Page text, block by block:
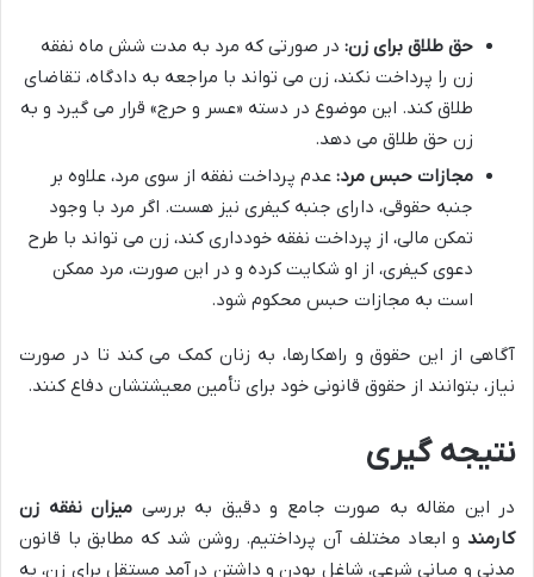
حق طلاق برای زن: در صورتی که مرد به مدت شش ماه نفقه
زن را پرداخت نکند، زن می تواند با مراجعه به دادگاه، تقاضای
طلاق کند. این موضوع در دسته «عسر و حرج» قرار می گیرد و به
زن حق طلاق می دهد.
مجازات حبس مرد: عدم پرداخت نفقه از سوی مرد، علاوه بر
جنبه حقوقی، دارای جنبه کیفری نیز هست. اگر مرد با وجود
تمکن مالی، از پرداخت نفقه خودداری کند، زن می تواند با طرح
دعوی کیفری، از او شکایت کرده و در این صورت، مرد ممکن
است به مجازات حبس محکوم شود.
آگاهی از این حقوق و راهکارها، به زنان کمک می کند تا در صورت
نیاز، بتوانند از حقوق قانونی خود برای تأمین معیشتشان دفاع کنند.
نتیجه گیری
در این مقاله به صورت جامع و دقیق به بررسی میزان نفقه زن
کارمند و ابعاد مختلف آن پرداختیم. روشن شد که مطابق با قانون
مدنی و مبانی شرعی، شاغل بودن و داشتن درآمد مستقل برای زن، به